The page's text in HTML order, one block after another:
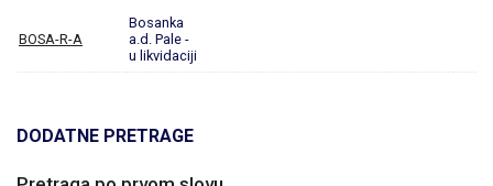
BOSA-R-A
Bosanka
a.d. Pale -
u likvidaciji
DODATNE PRETRAGE